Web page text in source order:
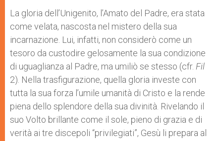
La gloria dell’Unigenito, l’Amato del Padre, era stata
come velata, nascosta nel mistero della sua
incarnazione. Lui, infatti, non considerò come un
tesoro da custodire gelosamente la sua condizione
di uguaglianza al Padre, ma umiliò se stesso (cfr. Fil
2). Nella trasfigurazione, quella gloria investe con
tutta la sua forza l’umile umanità di Cristo e la rende
piena dello splendore della sua divinità. Rivelando il
suo Volto brillante come il sole, pieno di grazia e di
verità ai tre discepoli “privilegiati”, Gesù li prepara al